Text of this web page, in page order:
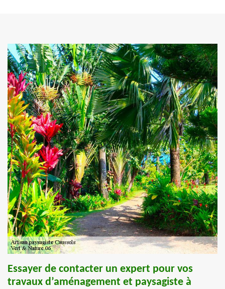
Essayer de contacter un expert pour vos
travaux d’aménagement et paysagiste à